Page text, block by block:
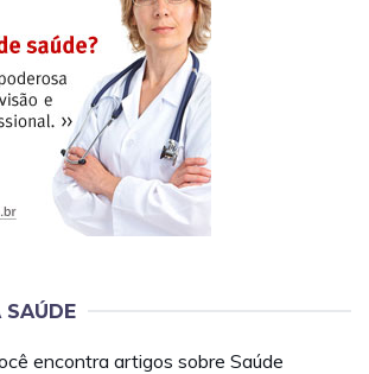
encontra artigos sobre Saúde